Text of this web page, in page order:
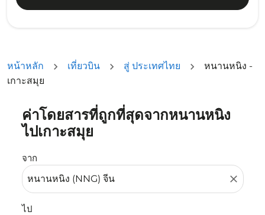
หน้าหลัก เที่ยวบิน สู่ ประเทศไทย
หนานหนิง -
เกาะสมุย
ค่าโดยสารที่ถูกที่สุดจากหนานหนิง
ไปเกาะสมุย
จาก
close
ไป
ลองอัปเดตเส้นทางของคุณ (ต้นทางและ/หรือปลายทาง) หรื